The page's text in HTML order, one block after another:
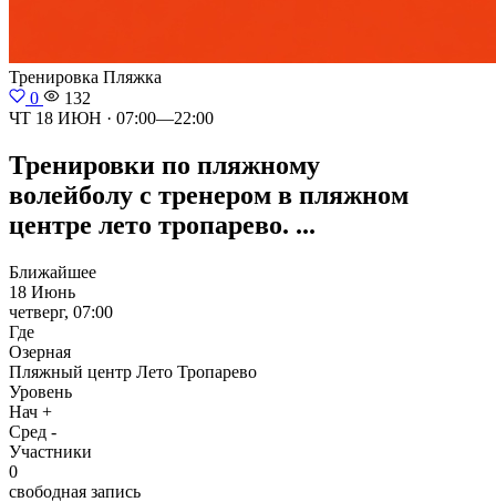
Тренировка Пляжка
0
132
ЧТ 18 ИЮН · 07:00—22:00
Тренировки по пляжному
волейболу с тренером в пляжном
центре лето тропарево. ...
Ближайшее
18 Июнь
четверг, 07:00
Где
Озерная
Пляжный центр Лето Тропарево
Уровень
Нач +
Сред -
Участники
0
свободная запись